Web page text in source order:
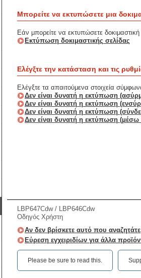
Μπορείτε να εκτυπώσετε μια
Εάν μπορείτε να εκτυπώσετε
Εκτύπωση δοκιμαστικής σελίδας
Ελέγξτε την κατάσταση και τις
Ελέγξτε τα απαιτούμενα στοιχεία
Δεν είναι δυνατή η εκτύπωση
Δεν είναι δυνατή η εκτύπωση
Δεν είναι δυνατή η εκτύπωση
Δεν είναι δυνατή η εκτύπωση
LBP647Cdw / LBP646Cdw
Οδηγός Χρήστη
Αν δεν βρίσκετε αυτό που
Εύρεση εγχειριδίων για άλλα
Please be sure to read this.‎